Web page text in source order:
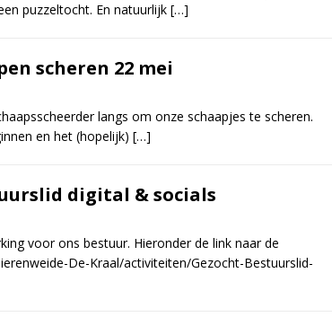
puzzeltocht. En natuurlijk […]
scheren 22 mei
langs om onze schaapjes te scheren.
en het (hopelijk) […]
digital & socials
voor ons bestuur. Hieronder de link naar de
De-Kraal/activiteiten/Gezocht-Bestuurslid-